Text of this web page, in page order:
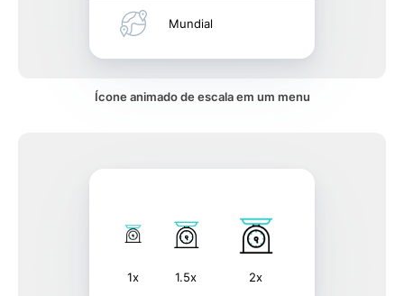
Mundial
Ícone animado de escala em um menu
1x 1.5x 2x